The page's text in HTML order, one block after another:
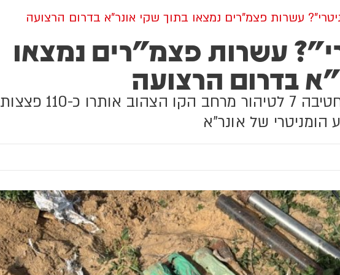
עשרות פצמ"רים נמצאו בתוך שקי אונר"א בדרום הרצועה
עשרות פצמ"רים נמצאו
בדרום הרצועה
במהלך פעילות של כוחות חטיבה 7 לטיהור מרחב הקו הצהוב אותרו כ-110 פצצות
של אונר"א